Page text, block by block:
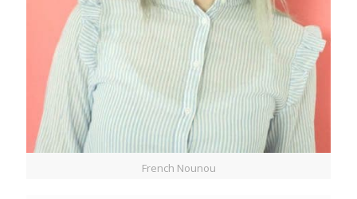
French Nounou